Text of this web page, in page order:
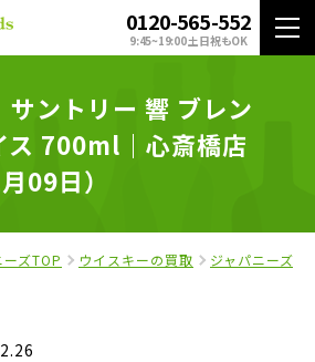
0120-565-552
9:45~19:00 土日祝もOK
サントリー 響 ブレン
ス 700ml｜心斎橋店
09日）
ズTOP ウイスキーの買取 ジャパニーズ